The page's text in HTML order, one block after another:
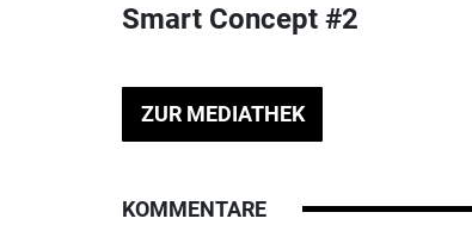
Smart Concept #2
ZUR MEDIATHEK
KOMMENTARE